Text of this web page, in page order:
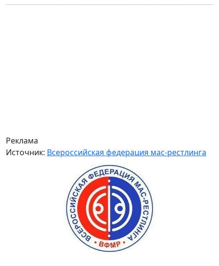
Реклама
Источник: Всероссийская федерация мас-рестлинга